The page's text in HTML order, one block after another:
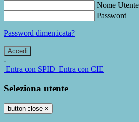
Nome Utente
Password
Password dimenticata?
-
Entra con SPID Entra con CIE
Seleziona utente
button close ×